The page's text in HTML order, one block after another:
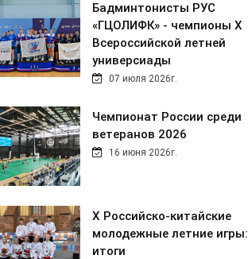
Бадминтонисты РУС
«ГЦОЛИФК» - чемпионы Х
Всероссийской летней
универсиады
07 июля 2026г.
Чемпионат России среди
ветеранов 2026
16 июня 2026г.
Х Российско-китайские
молодежные летние игры:
итоги